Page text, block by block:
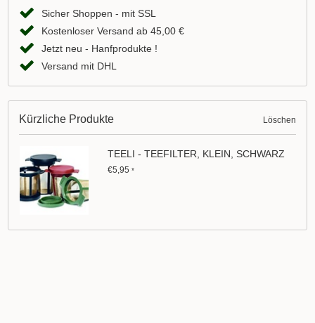
Sicher Shoppen - mit SSL
Kostenloser Versand ab 45,00 €
Jetzt neu - Hanfprodukte !
Versand mit DHL
Kürzliche Produkte Löschen
TEELI - TEEFILTER, KLEIN, SCHWARZ
€5,95*